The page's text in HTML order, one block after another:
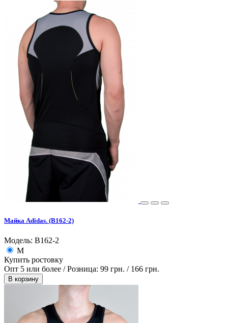
Майка Adidas. (B162-2)
Модель: B162-2
M
Купить ростовку
Опт 5 или более / Розница: 99 грн. / 166 грн.
В корзину